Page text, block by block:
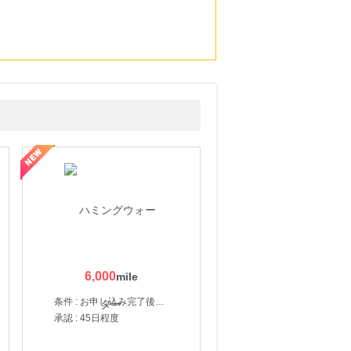
6,000
条件 : お申し込み完了後、決済登録完了と1ヶ月以内のサーバー初回設置。
承認 : 45日程度